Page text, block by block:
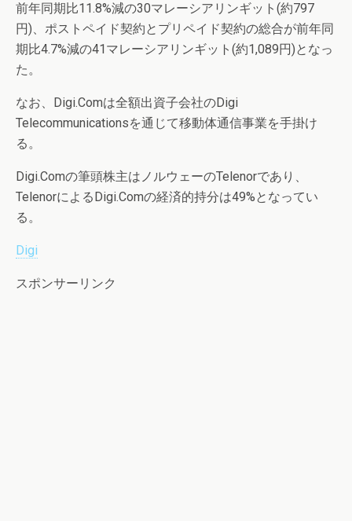
前年同期比11.8%減の30マレーシアリンギット(約797
円)、ポストペイド契約とプリペイド契約の総合が前年同
期比4.7%減の41マレーシアリンギット(約1,089円)となっ
た。
なお、Digi.Comは全額出資子会社のDigi
Telecommunicationsを通じて移動体通信事業を手掛け
る。
Digi.Comの筆頭株主はノルウェーのTelenorであり、
TelenorによるDigi.Comの経済的持分は49%となってい
る。
Digi
スポンサーリンク